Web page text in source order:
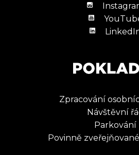
Zpracování
Návštěvní
Parkování
Povinně